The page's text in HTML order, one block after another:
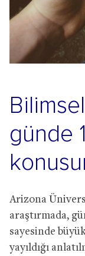
günde
Arizona
araştırmada,
sayesinde
yayıldığı